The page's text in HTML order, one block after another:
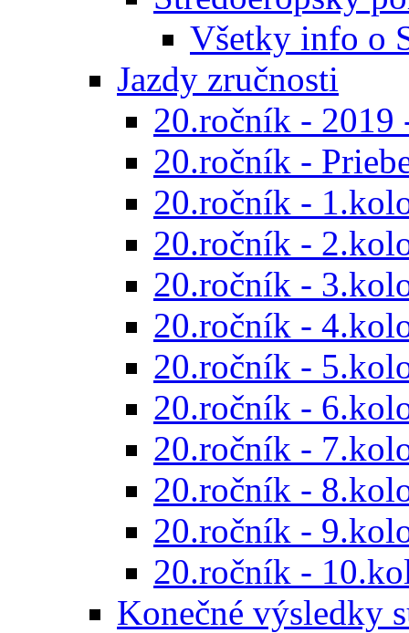
Všetky info o
Jazdy zručnosti
20.ročník - 2019
20.ročník -
20.ročník -
20.ročník -
20.ročník -
20.ročník -
20.ročník -
20.ročník -
20.ročník -
20.ročník -
20.ročník -
20.ročník -
Konečné výsledky